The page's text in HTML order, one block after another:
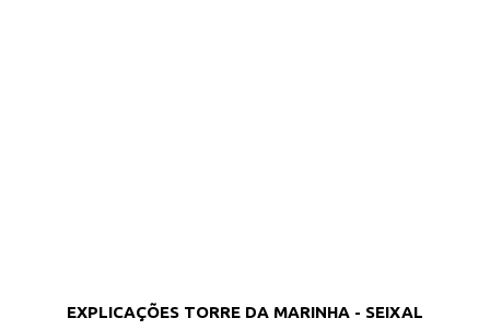
EXPLICAÇÕES TORRE DA MARINHA - SEIXAL